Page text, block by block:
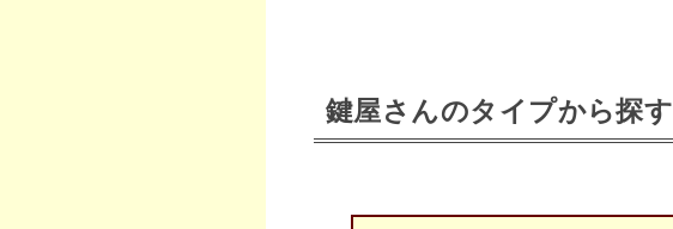
鍵屋さんのタイプから探す